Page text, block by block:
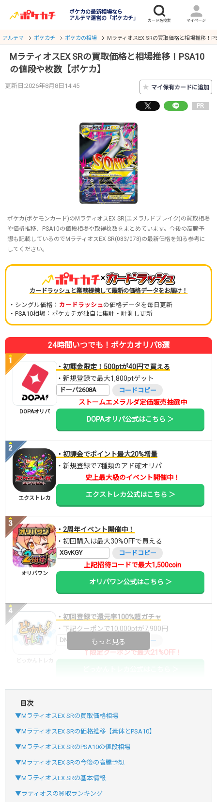
ポケカの最新相場なら
アルテマ運営の「ポケカチ」
アルテマ ポケカチ ポケカの相場 MラティオスEX SRの買取価格と相場推移！
MラティオスEX SRの買取価格と相場推移！PSA10
の値段や枚数【ポケカ】
更新日:2026年8月8日14:45 ★ マイ保有カードに追加
PR
ポケカ(ポケモンカード)のMラティオスEX SR(エメラルドブレイク)の買取相場
や価格推移、PSA10の値段相場や取得枚数をまとめています。今後の高騰予
想も記載しているのでMラティオスEX SR(083/078)の最新価格を知る参考に
してください。
×
カードラッシュと業務提携して最新の価格データをお届け！
・シングル価格： カードラッシュの価格データを毎日更新
・PSA10相場：ポケカチが独自に集計・計測し更新
24時間いつでも！ポケカオリパ8選
DOPAオリパ
・初課金限定！500ptが40円で買える
・新規登録で最大1,800ptゲット
ドーパ2608A コードコピー
ストームエメラルダ定価販売抽選中
DOPAオリパ公式はこちら ＞
エクストレカ
・初課金でポイント最大20%増量
・新規登録で7種類のアド確オリパ
史上最大級のイベント開催中！
エクストレカ公式はこちら ＞
オリパワン
・2周年イベント開催中！
・初回購入は最大30%OFFで買える
XGvKGY コードコピー
上記招待コードで最大1,500coin
オリパワン公式はこちら ＞
・初回登録で還元率100%超ガチャ
・下記クーポンで10,000ptが7,900円
DNGBIF4X コードコピー
↑限定クーポンで最大21%OFF！
おりパンダ
・新規登録で6種類アド確解禁
SVGC7P コードコピー
・atone・ペイディ対応！
もっと見る
目次
▼MラティオスEX SRの買取価格相場
▼MラティオスEX SRの価格推移【素体とPSA10】
▼MラティオスEX SRのPSA10の値段相場
▼MラティオスEX SRの今後の高騰予想
▼MラティオスEX SRの基本情報
▼ラティオスの買取ランキング